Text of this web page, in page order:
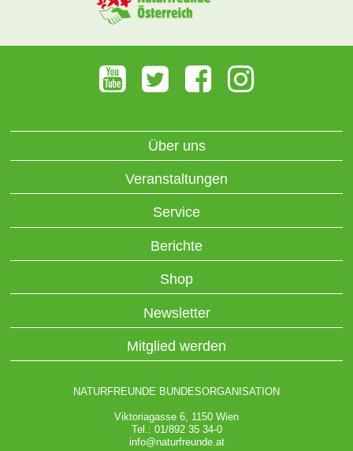
Über uns
Veranstaltungen
Service
Berichte
Shop
Newsletter
Mitglied werden
NATURFREUNDE BUNDESORGANISATION
Viktoriagasse 6, 1150 Wien
Tel.: 01/892 35 34-0
info@naturfreunde.at